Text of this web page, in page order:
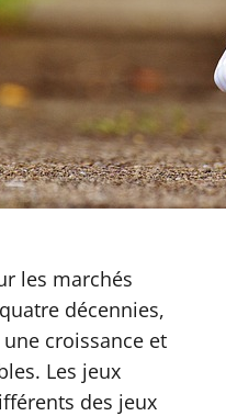
les marchés
décennies,
croissance et
Les jeux
des jeux